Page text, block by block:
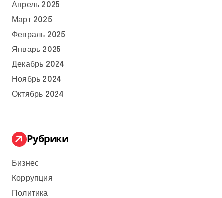
Апрель 2025
Март 2025
Февраль 2025
Январь 2025
Декабрь 2024
Ноябрь 2024
Октябрь 2024
Рубрики
Бизнес
Коррупция
Политика